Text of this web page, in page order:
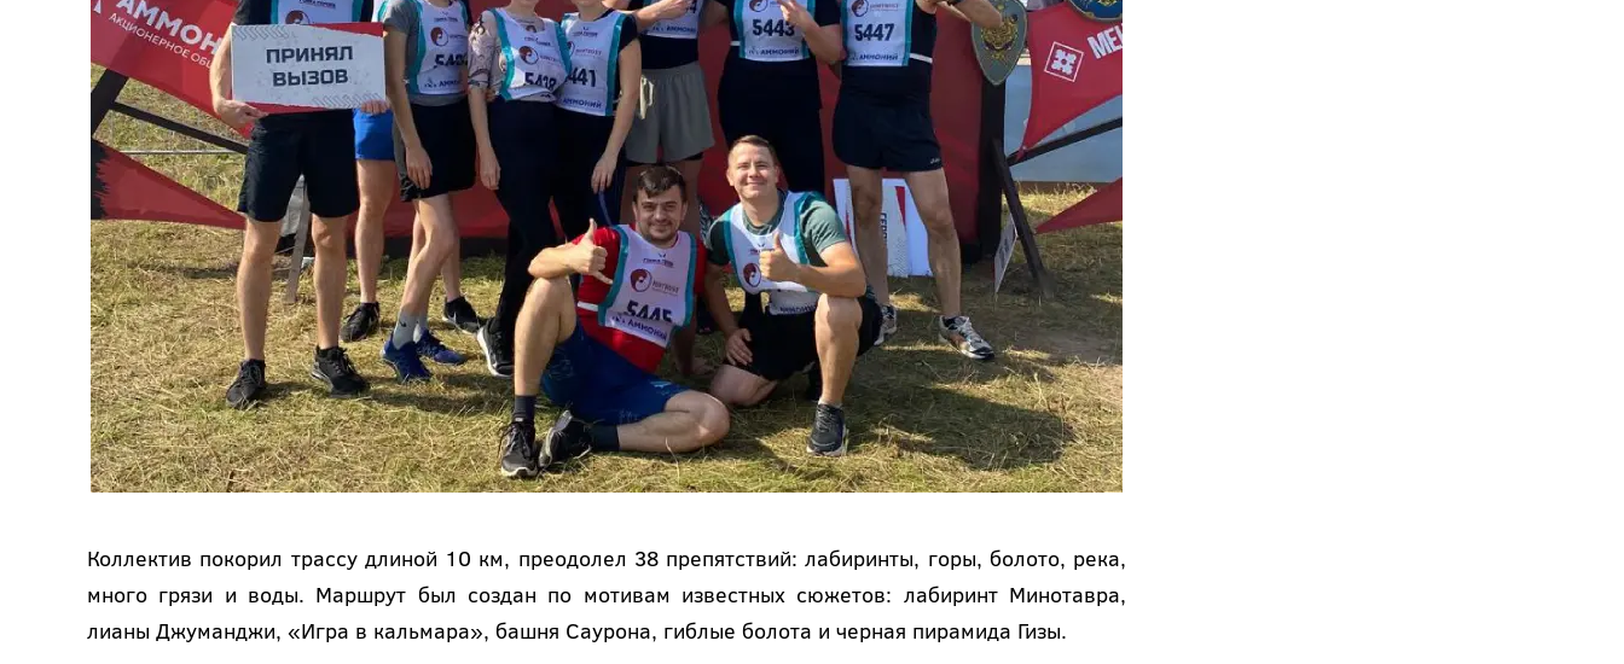
Коллектив покорил трассу длиной 10 км, преодолел 38 препятствий: лабиринты, горы, болото, река,
много грязи и воды. Маршрут был создан по мотивам известных сюжетов: лабиринт Минотавра,
лианы Джуманджи, «Игра в кальмара», башня Саурона, гиблые болота и черная пирамида Гизы.